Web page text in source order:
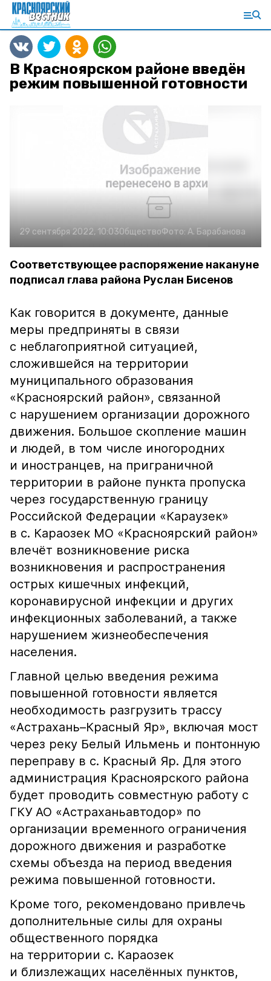
В Красноярском районе введён
режим повышенной готовности
29 сентября 2022, 10:03ОбществоФото: А. Барабанова
Соответствующее распоряжение накануне
подписал глава района Руслан Бисенов
Как говорится в документе, данные
меры предприняты в связи
с неблагоприятной ситуацией,
сложившейся на территории
муниципального образования
«Красноярский район», связанной
с нарушением организации дорожного
движения. Большое скопление машин
и людей, в том числе иногородних
и иностранцев, на приграничной
территории в районе пункта пропуска
через государственную границу
Российской Федерации «Караузек»
в с. Караозек МО «Красноярский район»
влечёт возникновение риска
возникновения и распространения
острых кишечных инфекций,
коронавирусной инфекции и других
инфекционных заболеваний, а также
нарушением жизнеобеспечения
населения.
Главной целью введения режима
повышенной готовности является
необходимость разгрузить трассу
«Астрахань–Красный Яр», включая мост
через реку Белый Ильмень и понтонную
переправу в с. Красный Яр. Для этого
администрация Красноярского района
будет проводить совместную работу с
ГКУ АО «Астраханьавтодор» по
организации временного ограничения
дорожного движения и разработке
схемы объезда на период введения
режима повышенной готовности.
Кроме того, рекомендовано привлечь
дополнительные силы для охраны
общественного порядка
на территории с. Караозек
и близлежащих населённых пунктов,